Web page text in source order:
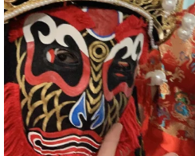
#新居浜市
#幸福駅
#別子銅山
#鉱山観光列車
#四国
#愛媛観光
#旅行
#旅行動画
#一人旅